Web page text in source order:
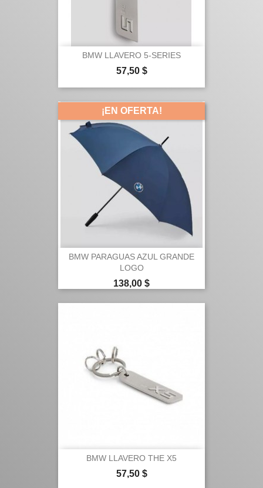
BMW LLAVERO 5-SERIES
Precio
57,50 $
BMW PARAGUAS AZUL GRANDE
LOGO
Precio
138,00 $
¡EN OFERTA!
BMW LLAVERO THE X5
Precio
57,50 $